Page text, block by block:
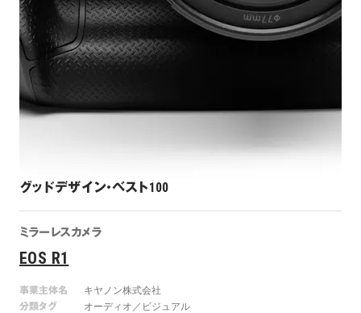
グッドデザイン・ベスト100
ミラーレスカメラ
EOS R1
事業主体名
キヤノン株式会社
分類タグ
オーディオ／ビジュアル